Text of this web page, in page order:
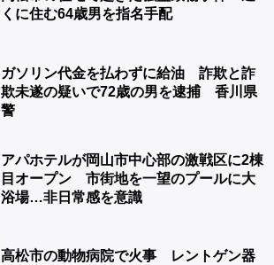
くに住む64歳男を指名手配
ガソリン代金を払わずに給油 詐欺と詐
欺未遂の疑いで72歳の男を逮捕 香川県
警
アパホテルが岡山市中心部の激戦区に2棟
目オープン 市街地を一望のプールに大
浴場…非日常感を意識
高松市の動物病院で火事 レントゲン器